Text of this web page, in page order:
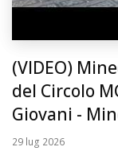
(VIDEO)
del Circolo
Giovani -
29 lug 2026